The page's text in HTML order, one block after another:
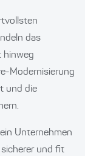
das
hinweg
Modernisierung
und die
Unternehmen
sicherer und fit